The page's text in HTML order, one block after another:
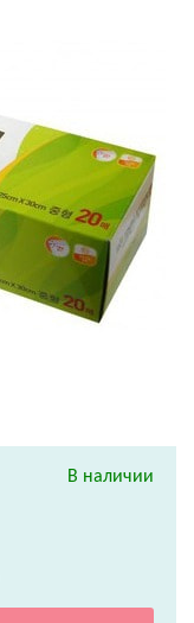
В наличии